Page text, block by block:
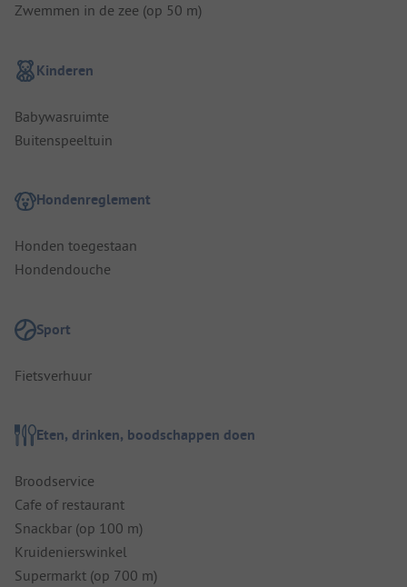
Zwemmen in de zee (op 50 m)
Kinderen
Babywasruimte
Buitenspeeltuin
Hondenreglement
Honden toegestaan
Hondendouche
Sport
Fietsverhuur
Eten, drinken, boodschappen doen
Broodservice
Cafe of restaurant
Snackbar (op 100 m)
Kruidenierswinkel
Supermarkt (op 700 m)